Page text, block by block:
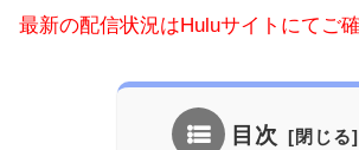
最新の配信状況はHuluサイトにてご
目次